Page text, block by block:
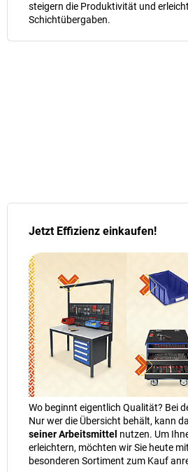
steigern die Produktivität und
Schichtübergaben.
Jetzt Effizienz einkaufen!
Wo beginnt eigentlich Qualität? Bei
Nur wer die Übersicht behält, kann
seiner Arbeitsmittel nutzen. Um
erleichtern, möchten wir Sie heute
besonderen Sortiment zum Kauf